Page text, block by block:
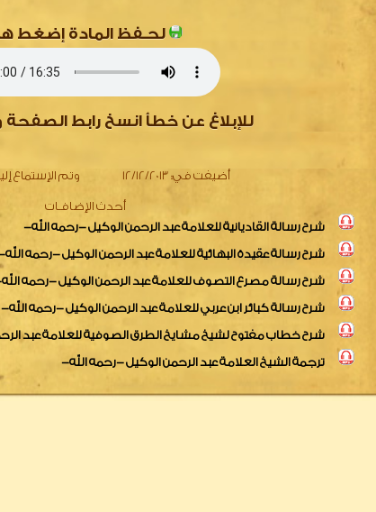
لحـفظ المادة إضغط هنا
للإبلاغ عن خطأ انسخ رابط
أضيفت في: 12/12/2013 وتم الإستماع
أحدث الإضافـات
شرح رسالة القاديانية للعلامة عبد الرحمن الوكيل -رحمه الله-
شرح رسالة عقيدة البهائية للعلامة عبد الرحمن الوكيل -رحمه
شرح رسالة مصرع التصوف للعلامة عبد الرحمن الوكيل -رحمه
شرح رسالة كبائر ابن عربي للعلامة عبد الرحمن الوكيل -رحمه الله-
شرح خطاب مفتوح لشيخ مشايخ الطرق الصوفية للعلامة عبد
ترجمة الشيخ العلامة عبد الرحمن الوكيل -رحمه الله-